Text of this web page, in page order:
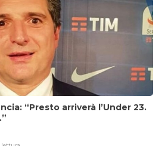
“Presto arriverà l’Under 23.